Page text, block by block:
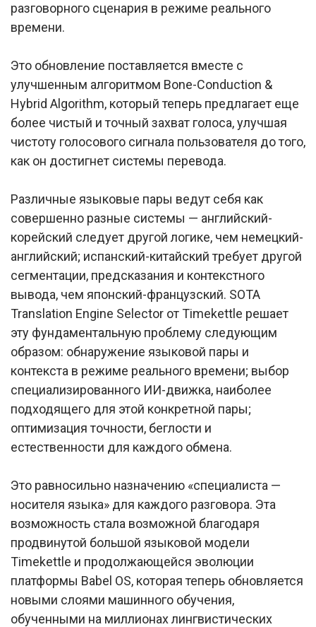
разговорного сценария в режиме реального
времени.
Это обновление поставляется вместе с
улучшенным алгоритмом Bone-Conduction &
Hybrid Algorithm, который теперь предлагает еще
более чистый и точный захват голоса, улучшая
чистоту голосового сигнала пользователя до того,
как он достигнет системы перевода.
Различные языковые пары ведут себя как
совершенно разные системы — английский-
корейский следует другой логике, чем немецкий-
английский; испанский-китайский требует другой
сегментации, предсказания и контекстного
вывода, чем японский-французский. SOTA
Translation Engine Selector от Timekettle решает
эту фундаментальную проблему следующим
образом: обнаружение языковой пары и
контекста в режиме реального времени; выбор
специализированного ИИ-движка, наиболее
подходящего для этой конкретной пары;
оптимизация точности, беглости и
естественности для каждого обмена.
Это равносильно назначению «специалиста —
носителя языка» для каждого разговора. Эта
возможность стала возможной благодаря
продвинутой большой языковой модели
Timekettle и продолжающейся эволюции
платформы Babel OS, которая теперь обновляется
новыми слоями машинного обучения,
обученными на миллионах лингвистических